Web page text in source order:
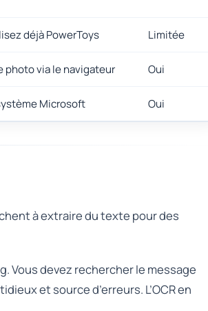
déjà PowerToys Limitée
photo via le navigateur Oui
Microsoft Oui
à extraire du texte pour des
Vous devez rechercher le message
et source d’erreurs. L’OCR en